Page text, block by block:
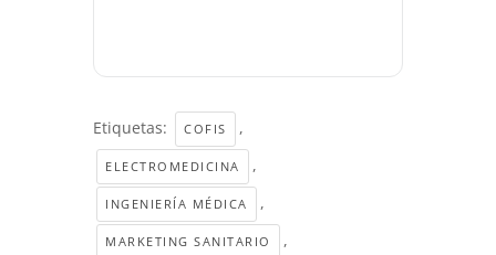
Etiquetas: COFIS ,
ELECTROMEDICINA ,
INGENIERÍA MÉDICA ,
MARKETING SANITARIO ,